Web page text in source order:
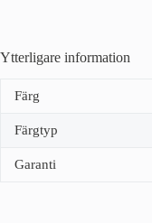
Ytterligare information
Färg
Färgtyp
Garanti